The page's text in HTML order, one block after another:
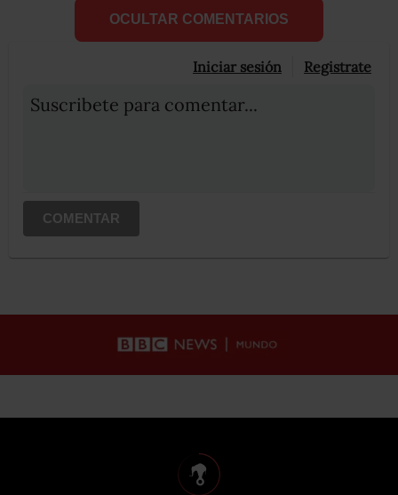
OCULTAR COMENTARIOS
Iniciar sesión Registrate
Suscribete para comentar...
COMENTAR